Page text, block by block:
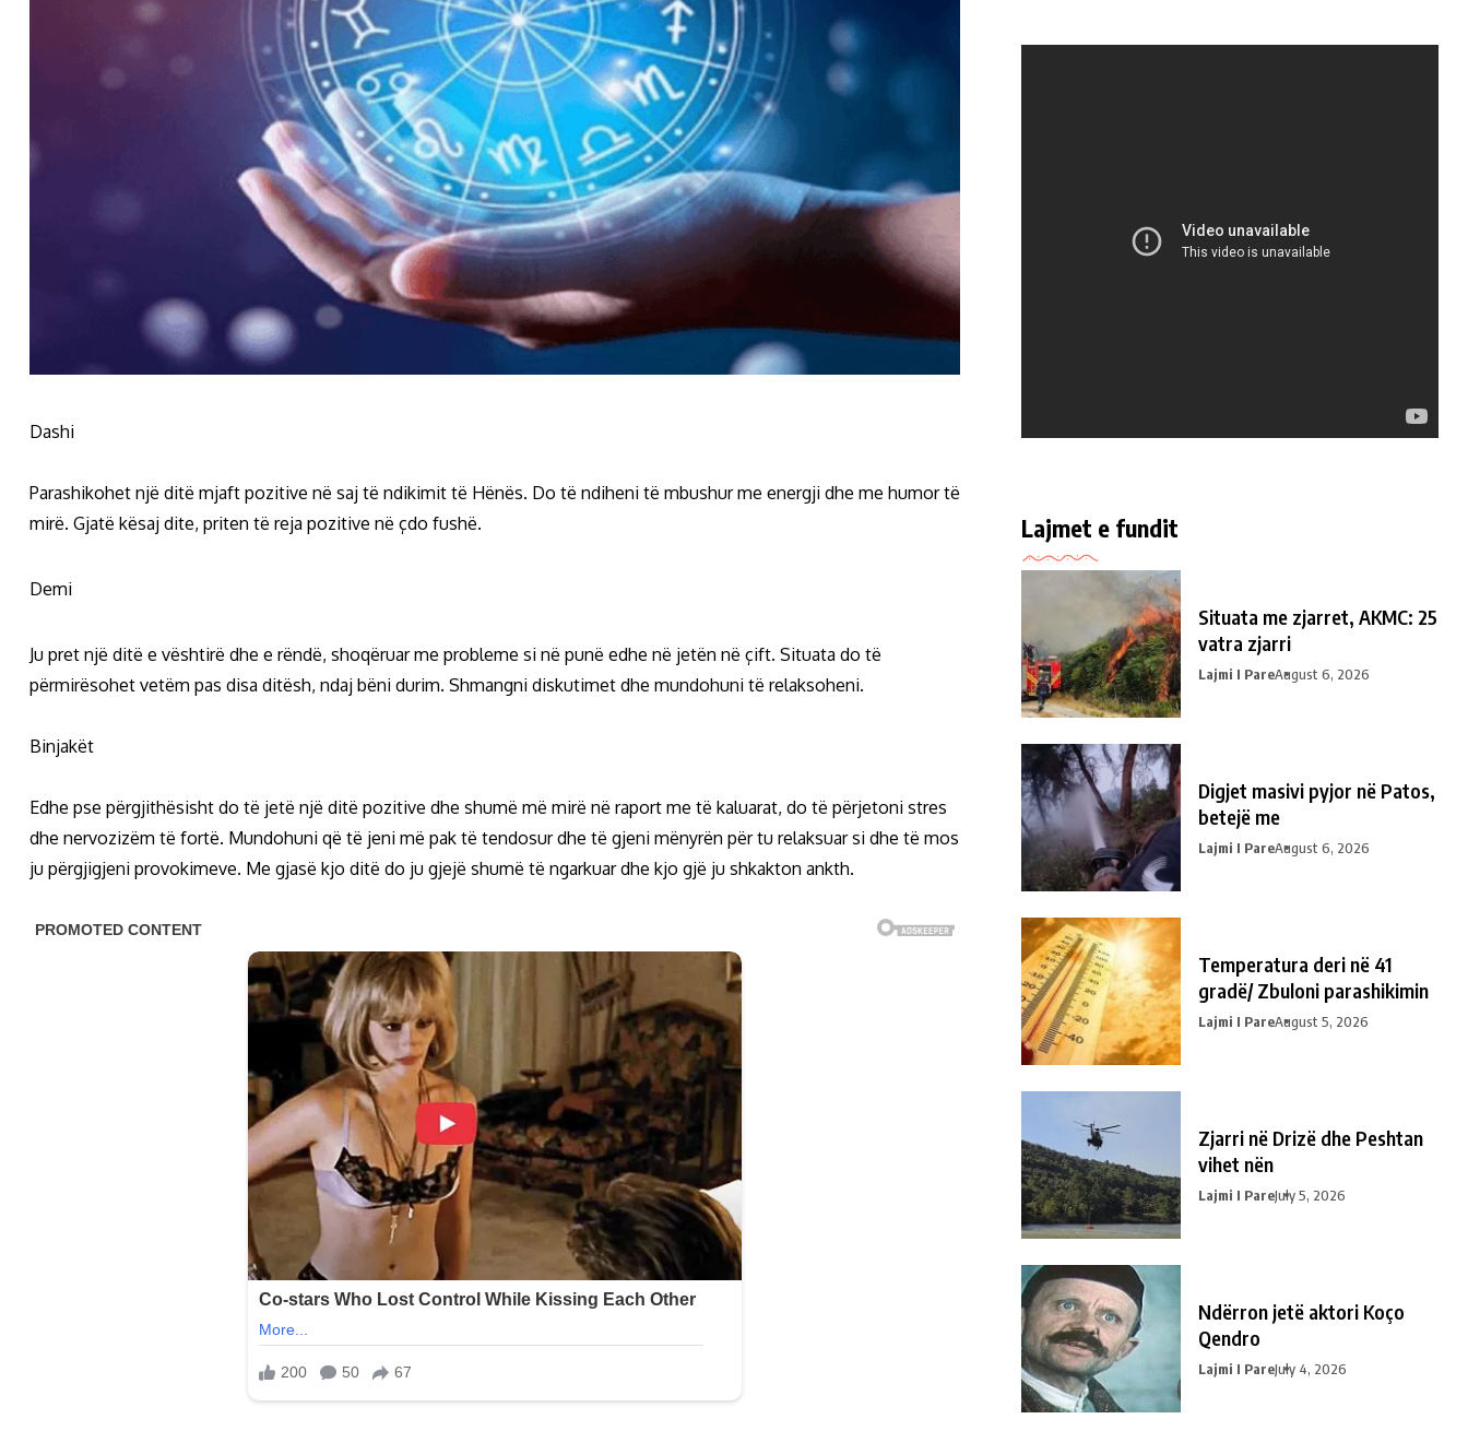
Dashi
Parashikohet një ditë mjaft pozitive në saj të ndikimit të Hënës. Do të ndiheni të mbushur me energji dhe me humor të
mirë. Gjatë kësaj dite, priten të reja pozitive në çdo fushë.
Demi
Ju pret një ditë e vështirë dhe e rëndë, shoqëruar me probleme si në punë edhe në jetën në çift. Situata do të
përmirësohet vetëm pas disa ditësh, ndaj bëni durim. Shmangni diskutimet dhe mundohuni të relaksoheni.
Binjakët
Edhe pse përgjithësisht do të jetë një ditë pozitive dhe shumë më mirë në raport me të kaluarat, do të përjetoni stres
dhe nervozizëm të fortë. Mundohuni që të jeni më pak të tendosur dhe të gjeni mënyrën për tu relaksuar si dhe të mos
ju përgjigjeni provokimeve. Me gjasë kjo ditë do ju gjejë shumë të ngarkuar dhe kjo gjë ju shkakton ankth.
Lajmet e fundit
Situata me zjarret, AKMC: 25
vatra zjarri
Lajmi I PareAugust 6, 2026
Digjet masivi pyjor në Patos,
betejë me
Lajmi I PareAugust 6, 2026
Temperatura deri në 41
gradë/ Zbuloni parashikimin
Lajmi I PareAugust 5, 2026
Zjarri në Drizë dhe Peshtan
vihet nën
Lajmi I PareJuly 5, 2026
Ndërron jetë aktori Koço
Qendro
Lajmi I PareJuly 4, 2026